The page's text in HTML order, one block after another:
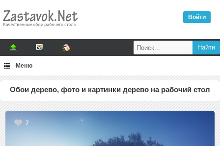
Войти
Меню
Обои дерево, фото и картинки дерево на рабочий стол
7